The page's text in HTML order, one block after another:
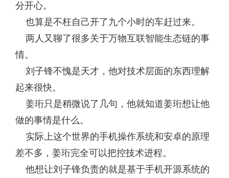
分开心。
也算是不枉自己开了九个小时的车赶过来。
两人又聊了很多关于万物互联智能生态链的事
情。
刘子锋不愧是天才，他对技术层面的东西理解
起来很快。
姜珩只是稍微说了几句，他就知道姜珩想让他
做的事情是什么。
实际上这个世界的手机操作系统和安卓的原理
差不多，姜珩完全可以把控技术进程。
他想让刘子锋负责的就是基于手机开源系统的